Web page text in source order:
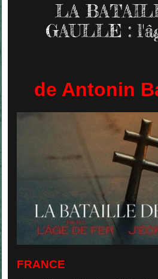
LA
GAULLE :
de Antonin
FRANCE